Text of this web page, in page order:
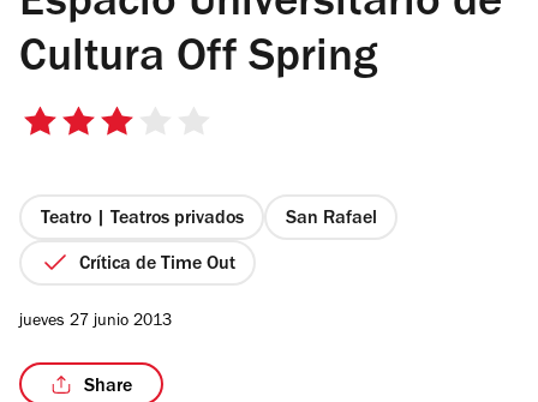
Cultura Off Spring
3
estrellas
Teatro | Teatros privados San Rafael
Crítica de Time Out
jueves 27 junio 2013
Share